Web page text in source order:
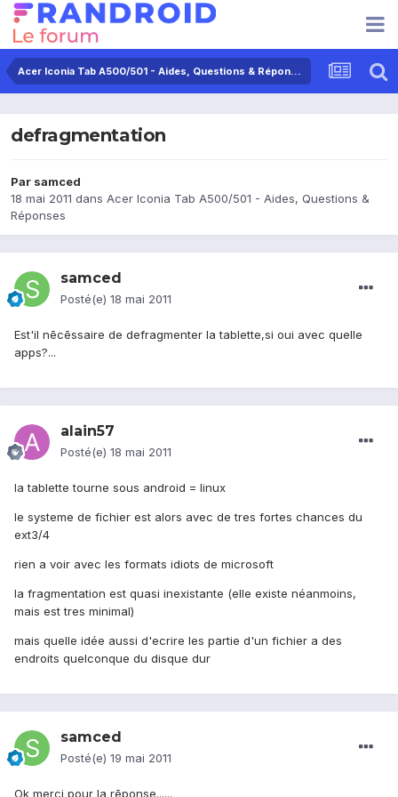
Acer Iconia Tab A500/501 - Aides, Questions & Réponses
defragmentation
Par samced
18 mai 2011 dans Acer Iconia Tab A500/501 - Aides, Questions &
Réponses
samced
Posté(e) 18 mai 2011
Est'il nēcēssaire de defragmenter la tablette,si oui avec quelle
apps?...
alain57
Posté(e) 18 mai 2011
la tablette tourne sous android = linux
le systeme de fichier est alors avec de tres fortes chances du
ext3/4
rien a voir avec les formats idiots de microsoft
la fragmentation est quasi inexistante (elle existe néanmoins,
mais est tres minimal)
mais quelle idée aussi d'ecrire les partie d'un fichier a des
endroits quelconque du disque dur
samced
Posté(e) 19 mai 2011
Ok merci pour la rēponse......